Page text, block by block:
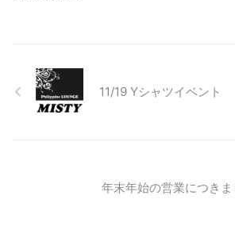
11/19 Yシャツイベント
年末年始の営業につきま